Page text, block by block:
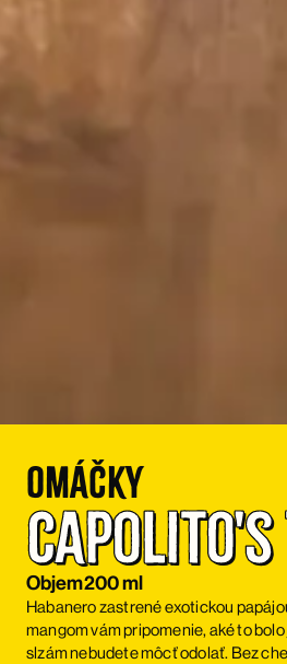
Omáčky
Objem200 ml
Habanero zastrené exotickou
mangom vám pripomenie, aké to
slzám nebudete môcť odolať. Bez